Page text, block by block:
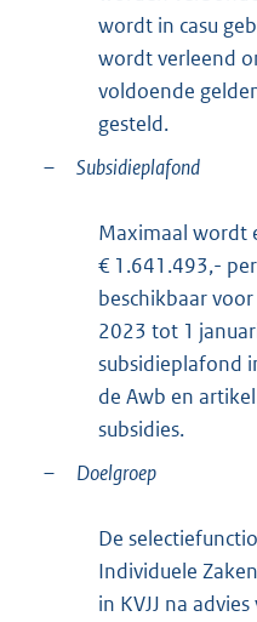
wordt in casu
wordt verleend
voldoende
gesteld.
–
Subsidieplafond
Maximaal wordt
€ 1.641.493,-
beschikbaar
2023 tot 1
subsidieplafond
de Awb en
subsidies.
–
Doelgroep
De
Individuele
in KVJJ na